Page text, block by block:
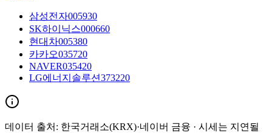
삼성전자005930
SK하이닉스000660
현대차005380
카카오035720
NAVER035420
LG에너지솔루션373220
데이터 출처: 한국거래소(KRX)·네이버 금융 · 시세는 지연될